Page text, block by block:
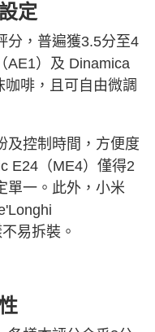
定
分，普遍獲3.5分至4
AE1）及 Dinamica
啡，且可自由微調
及控制時間，方便度
E24（ME4）僅得2
單一。此外，小米
易拆裝。